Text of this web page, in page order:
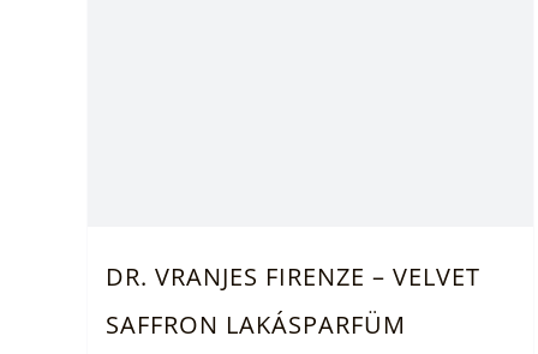
DR. VRANJES FIRENZE – VELVET
SAFFRON LAKÁSPARFÜM